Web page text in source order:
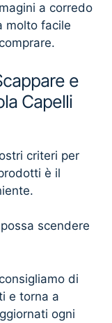
a corredo
molto facile
e
Capelli
criteri per
è il
scendere
di
e torna a
ogni